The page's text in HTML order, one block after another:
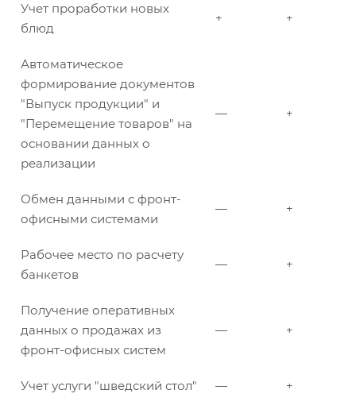
Учет проработки новых
блюд
+ +
Автоматическое
формирование документов
"Выпуск продукции" и
"Перемещение товаров" на
основании данных о
реализации
— +
Обмен данными с фронт-
офисными системами
— +
Рабочее место по расчету
банкетов
— +
Получение оперативных
данных о продажах из
фронт-офисных систем
— +
Учет услуги "шведский стол" — +